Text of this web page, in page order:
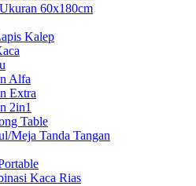
60x180cm
Kalep
Alfa
Extra
2in1
Table
Meja Tanda Tangan
Kaca Rias